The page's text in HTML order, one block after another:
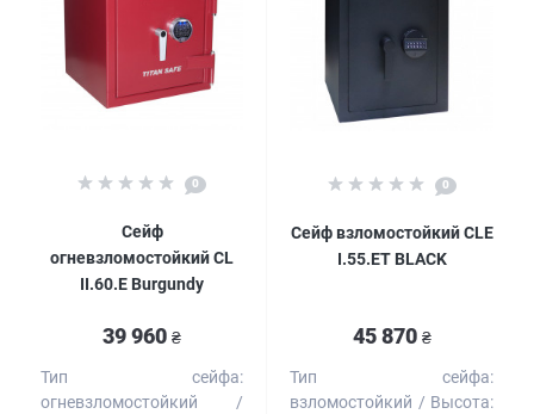
0
Сейф
огневзломостойкий CL
II.60.E Burgundy
39 960 ₴
Тип сейфа:
огневзломостойкий
0
Сейф взломостойкий CLE
I.55.ET BLACK
45 870 ₴
Тип сейфа:
взломостойкий
Высота: